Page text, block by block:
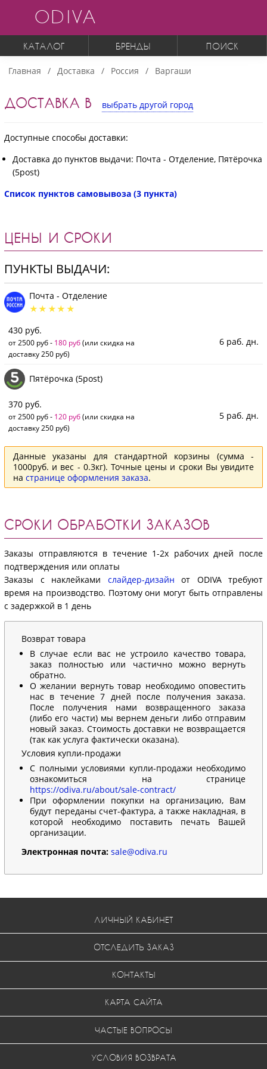
ODIVA
КАТАЛОГ БРЕНДЫ ПОИСК
Главная Доставка Россия Варгаши
ДОСТАВКА В выбрать другой город
Доступные способы доставки:
Доставка до пунктов выдачи: Почта - Отделение, Пятёрочка
(5post)
Список пунктов самовывоза (3 пункта)
ЦЕНЫ И СРОКИ
ПУНКТЫ ВЫДАЧИ:
Почта - Отделение
430 руб.
от 2500 руб - 180 руб(или скидка на
доставку 250 руб)
6 раб. дн.
Пятёрочка (5post)
370 руб.
от 2500 руб - 120 руб(или скидка на
доставку 250 руб)
5 раб. дн.
Данные указаны для стандартной корзины (сумма -
1000руб. и вес - 0.3кг). Точные цены и сроки Вы увидите
на странице оформления заказа.
СРОКИ ОБРАБОТКИ ЗАКАЗОВ
Заказы отправляются в течение 1-2х рабочих дней после
подтверждения или оплаты
Заказы с наклейками слайдер-дизайн от ODIVA требуют
время на производство. Поэтому они могут быть отправлены
с задержкой в 1 день
Возврат товара
В случае если вас не устроило качество товара,
заказ полностью или частично можно вернуть
обратно.
О желании вернуть товар необходимо оповестить
нас в течение 7 дней после получения заказа.
После получения нами возвращенного заказа
(либо его части) мы вернем деньги либо отправим
новый заказ. Стоимость доставки не возвращается
(так как услуга фактически оказана).
Условия купли-продажи
С полными условиями купли-продажи необходимо
ознакомиться на странице
https://odiva.ru/about/sale-contract/
При оформлении покупки на организацию, Вам
будут переданы счет-фактура, а также накладная, в
которой необходимо поставить печать Вашей
организации.
Электронная почта: sale@odiva.ru
ЛИЧНЫЙ КАБИНЕТ
ОТСЛЕДИТЬ ЗАКАЗ
КОНТАКТЫ
КАРТА САЙТА
ЧАСТЫЕ ВОПРОСЫ
УСЛОВИЯ ВОЗВРАТА